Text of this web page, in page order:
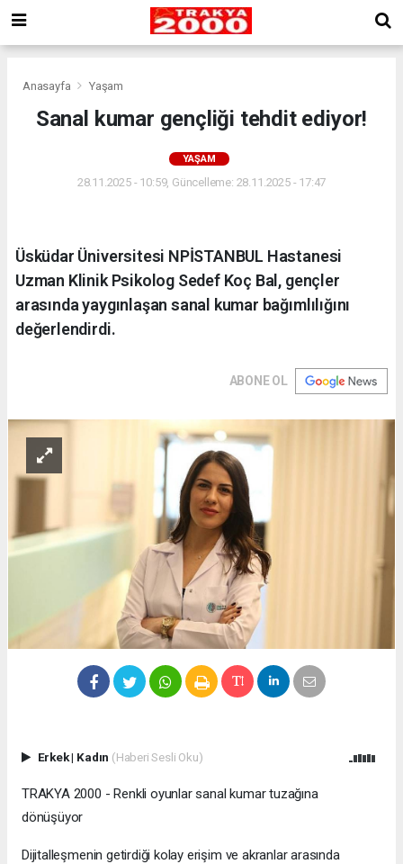
Anasayfa Yaşam
Sanal kumar gençliği tehdit ediyor!
YAŞAM
28.11.2025 - 10:59, Güncelleme: 28.11.2025 - 17:47
Üsküdar Üniversitesi NPİSTANBUL Hastanesi
Uzman Klinik Psikolog Sedef Koç Bal, gençler
arasında yaygınlaşan sanal kumar bağımlılığını
değerlendirdi.
ABONE OL
Erkek| Kadın (Haberi Sesli Oku)
TRAKYA 2000 - Renkli oyunlar sanal kumar tuzağına
dönüşüyor
Dijitalleşmenin getirdiği kolay erişim ve akranlar arasında